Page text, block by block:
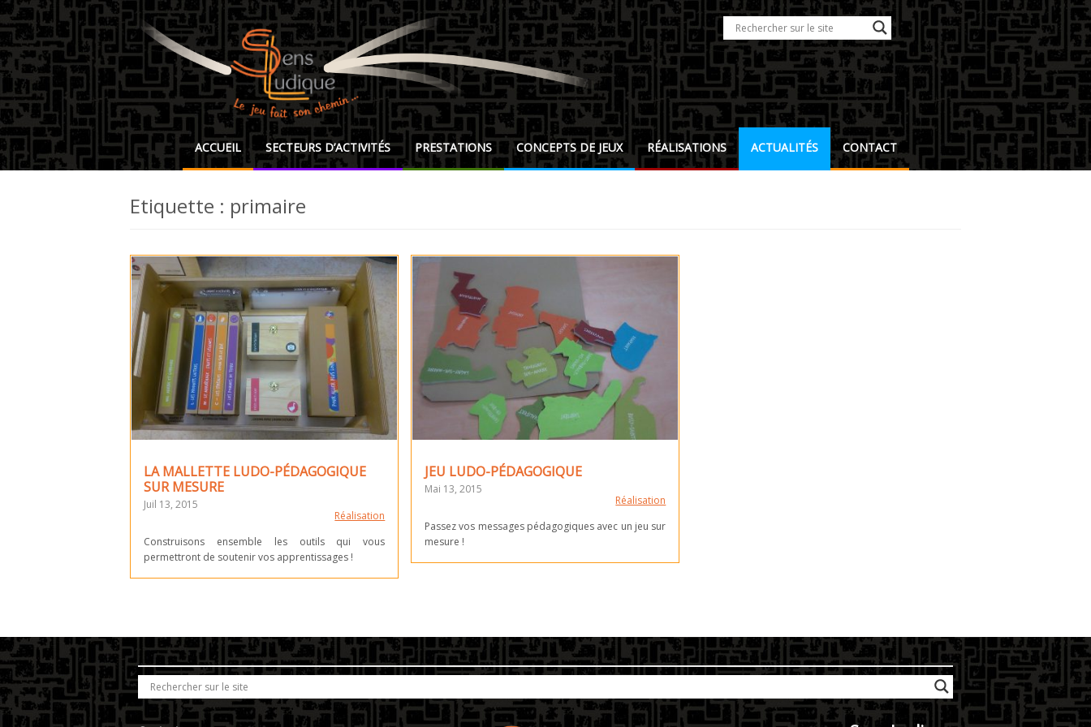
ACCUEIL SECTEURS D’ACTIVITÉS PRESTATIONS CONCEPTS DE JEUX RÉALISATIONS ACTUALITÉS CONTACT
Etiquette : primaire
LA MALLETTE LUDO-PÉDAGOGIQUE
SUR MESURE
Juil 13, 2015
Réalisation
Construisons ensemble les outils qui vous
permettront de soutenir vos apprentissages !
JEU LUDO-PÉDAGOGIQUE
Mai 13, 2015
Réalisation
Passez vos messages pédagogiques avec un jeu sur
mesure !